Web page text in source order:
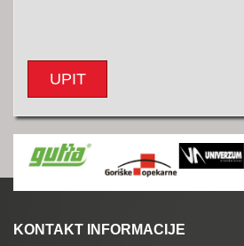
UPIT
KONTAKT INFORMACIJE